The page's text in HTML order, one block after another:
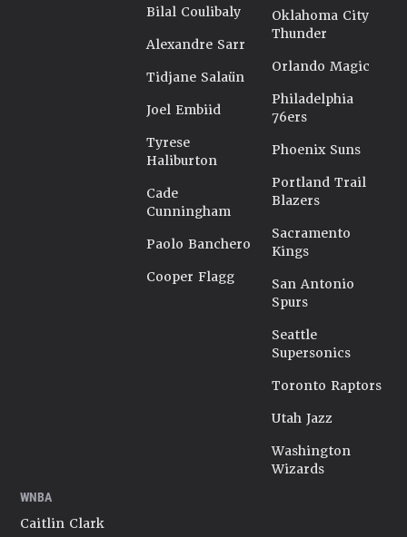
Bilal Coulibaly
Alexandre Sarr
Tidjane Salaün
Joel Embiid
Tyrese
Haliburton
Cade
Cunningham
Paolo Banchero
Cooper Flagg
Oklahoma City
Thunder
Orlando Magic
Philadelphia
76ers
Phoenix Suns
Portland Trail
Blazers
Sacramento
Kings
San Antonio
Spurs
Seattle
Supersonics
Toronto Raptors
Utah Jazz
Washington
Wizards
WNBA
Caitlin Clark